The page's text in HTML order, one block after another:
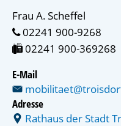
Frau A. Scheffel
02241 900-9268
02241 900-369268
E-Mail
Adresse
Rathaus der Stadt